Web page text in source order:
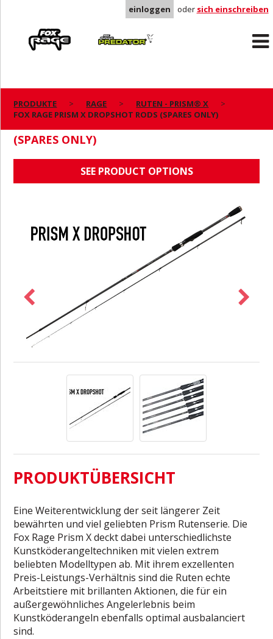
einloggen oder sich einschreiben
Predator
PRODUKTE RAGE
RUTEN - PRISM® X
FOX RAGE PRISM X DROPSHOT RODS (SPARES ONLY)
(SPARES ONLY)
SEE PRODUCT OPTIONS
PRODUKTÜBERSICHT
Eine Weiterentwicklung der seit längerer Zeit
bewährten und viel geliebten Prism Rutenserie. Die
Fox Rage Prism X deckt dabei unterschiedlichste
Kunstköderangeltechniken mit vielen extrem
beliebten Modelltypen ab. Mit ihrem exzellenten
Preis-Leistungs-Verhältnis sind die Ruten echte
Arbeitstiere mit brillanten Aktionen, die für ein
außergewöhnliches Angelerlebnis beim
Kunstköderangeln ebenfalls optimal ausbalanciert
sind.